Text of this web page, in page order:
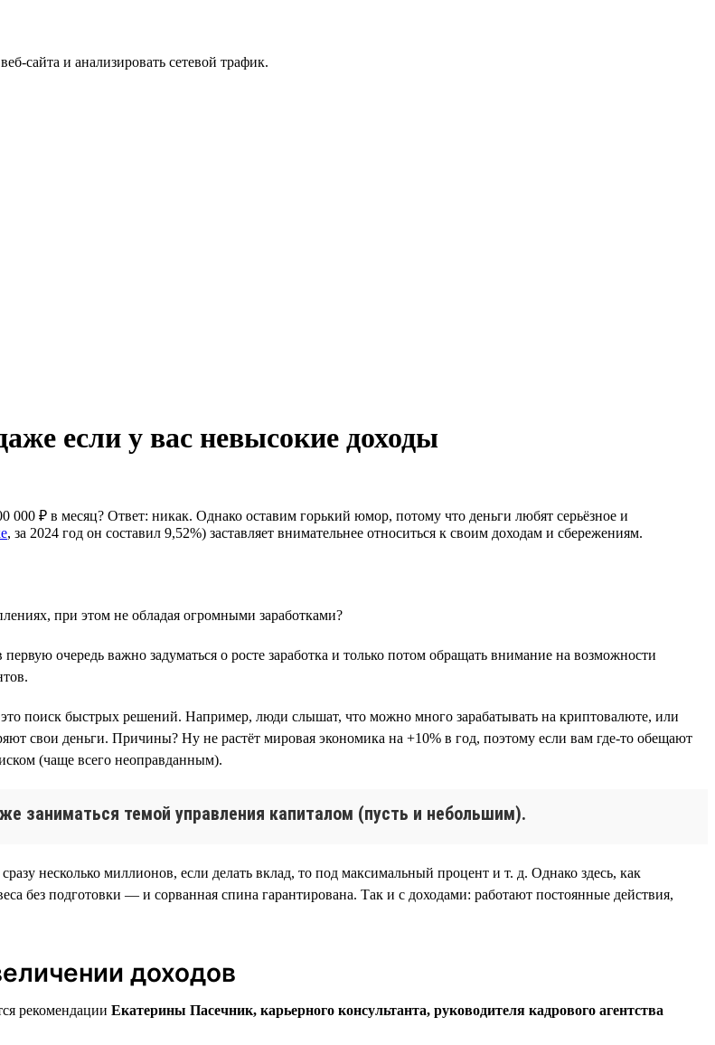
сайта и анализировать сетевой трафик.
если у вас невысокие доходы
₽ в месяц? Ответ: никак. Однако оставим горький юмор, потому что деньги любят серьёзное и
, за 2024 год он составил 9,52%) заставляет внимательнее относиться к своим доходам и сбережениям.
при этом не обладая огромными заработками?
первую очередь важно задуматься о росте заработка и только потом обращать внимание на возможности
поиск быстрых решений. Например, люди слышат, что можно много зарабатывать на криптовалюте, или
свои деньги. Причины? Ну не растёт мировая экономика на +10% в год, поэтому если вам где-то обещают
(чаще всего неоправданным).
заниматься темой управления капиталом (пусть и небольшим).
несколько миллионов, если делать вклад, то под максимальный процент и т. д. Однако здесь, как
без подготовки — и сорванная спина гарантирована. Так и с доходами: работают постоянные действия,
доходов
рекомендации Екатерины Пасечник, карьерного консультанта, руководителя кадрового агентства